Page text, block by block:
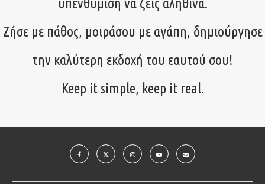
υπενθύμιση να ζεις αληθινά.
Ζήσε με πάθος, μοιράσου με αγάπη, δημιούργησε
την καλύτερη εκδοχή του εαυτού σου!
Keep it simple, keep it real.